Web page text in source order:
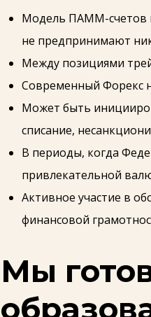
Модель ПАММ-счетов
не предпринимают
Между позициями
Современный Форекс
Может быть
списание,
В периоды, когда
привлекательной
Активное участие в
финансовой
Мы